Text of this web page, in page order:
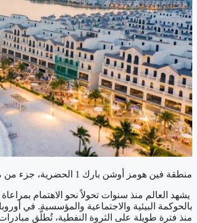
منطقة فين هومز أوشن بارك 1 الحضرية، جزء من منظومة فينجروب.
يشهد العالم منذ سنوات تحولاً نحو الاهتمام
بالحوكمة البيئية والاجتماعية والمؤسسية. في
منذ فترة طويلة على الثروة النفطية، تُطلَّق